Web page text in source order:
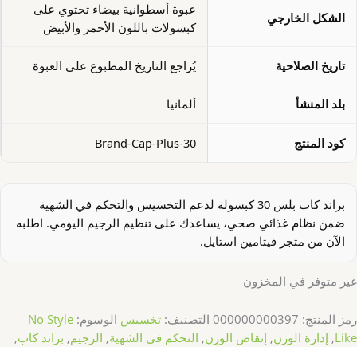
الشكل الخارجي
عبوة أسطوانية بيضاء تحتوي على
كبسولات باللون الأحمر والأبيض
تاريخ الصلاحية يُراجع التاريخ المطبوع على العبوة
بلد المنشأ ألمانيا
كود المنتج Brand-Cap-Plus-30
براند كاب بلس 30 كبسولة لدعم التخسيس والتحكم في الشهية
ضمن نظام غذائي صحي، يساعدك على تنظيم الرجيم اليومي. اطلبه
الآن من متجر فيتامين استايل.
غير متوفر في المخزون
رمز المنتج: 000000000397 التصنيف: تخسيس الوسوم: No Style
Like
, إدارة الوزن, إنقاص الوزن, التحكم في الشهية, الرجيم, براند كاب,